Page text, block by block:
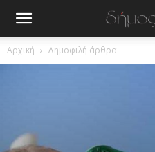
Αρχική Δημοφιλή άρθρα